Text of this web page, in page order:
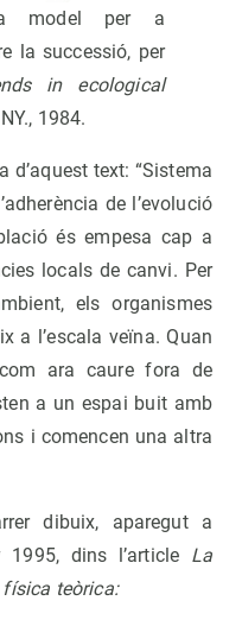
a model per a
la successió, per
in ecological
1984.
d’aquest text: “Sistema
de l’evolució
és empesa cap a
locals de canvi. Per
els organismes
a l’escala veïna. Quan
ara caure fora de
a un espai buit amb
i comencen una altra
dibuix, aparegut a
1995, dins l’article La
física teòrica: